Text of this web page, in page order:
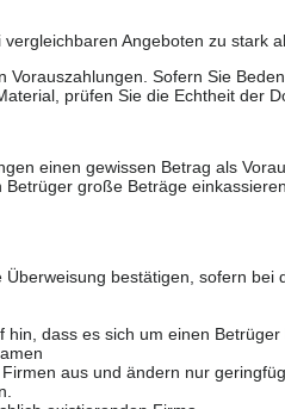
Angeboten zu stark
Sofern Sie
prüfen Sie die Echtheit der
einen gewissen Betrag als
große Beträge
bestätigen, sofern
dass es sich um einen Betrüger
aus und ändern nur